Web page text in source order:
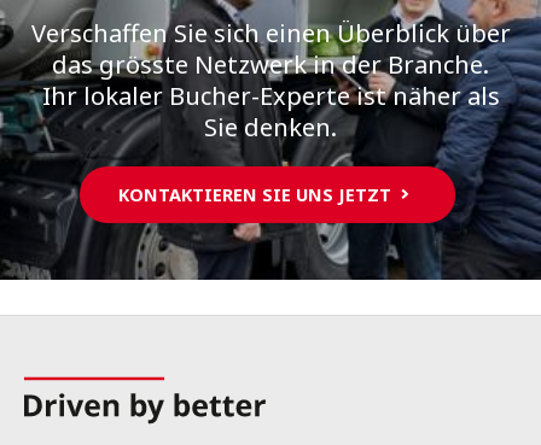
Verschaffen Sie sich einen Überblick über
das grösste Netzwerk in der Branche.
Ihr lokaler Bucher-Experte ist näher als
Sie denken.
KONTAKTIEREN SIE UNS JETZT